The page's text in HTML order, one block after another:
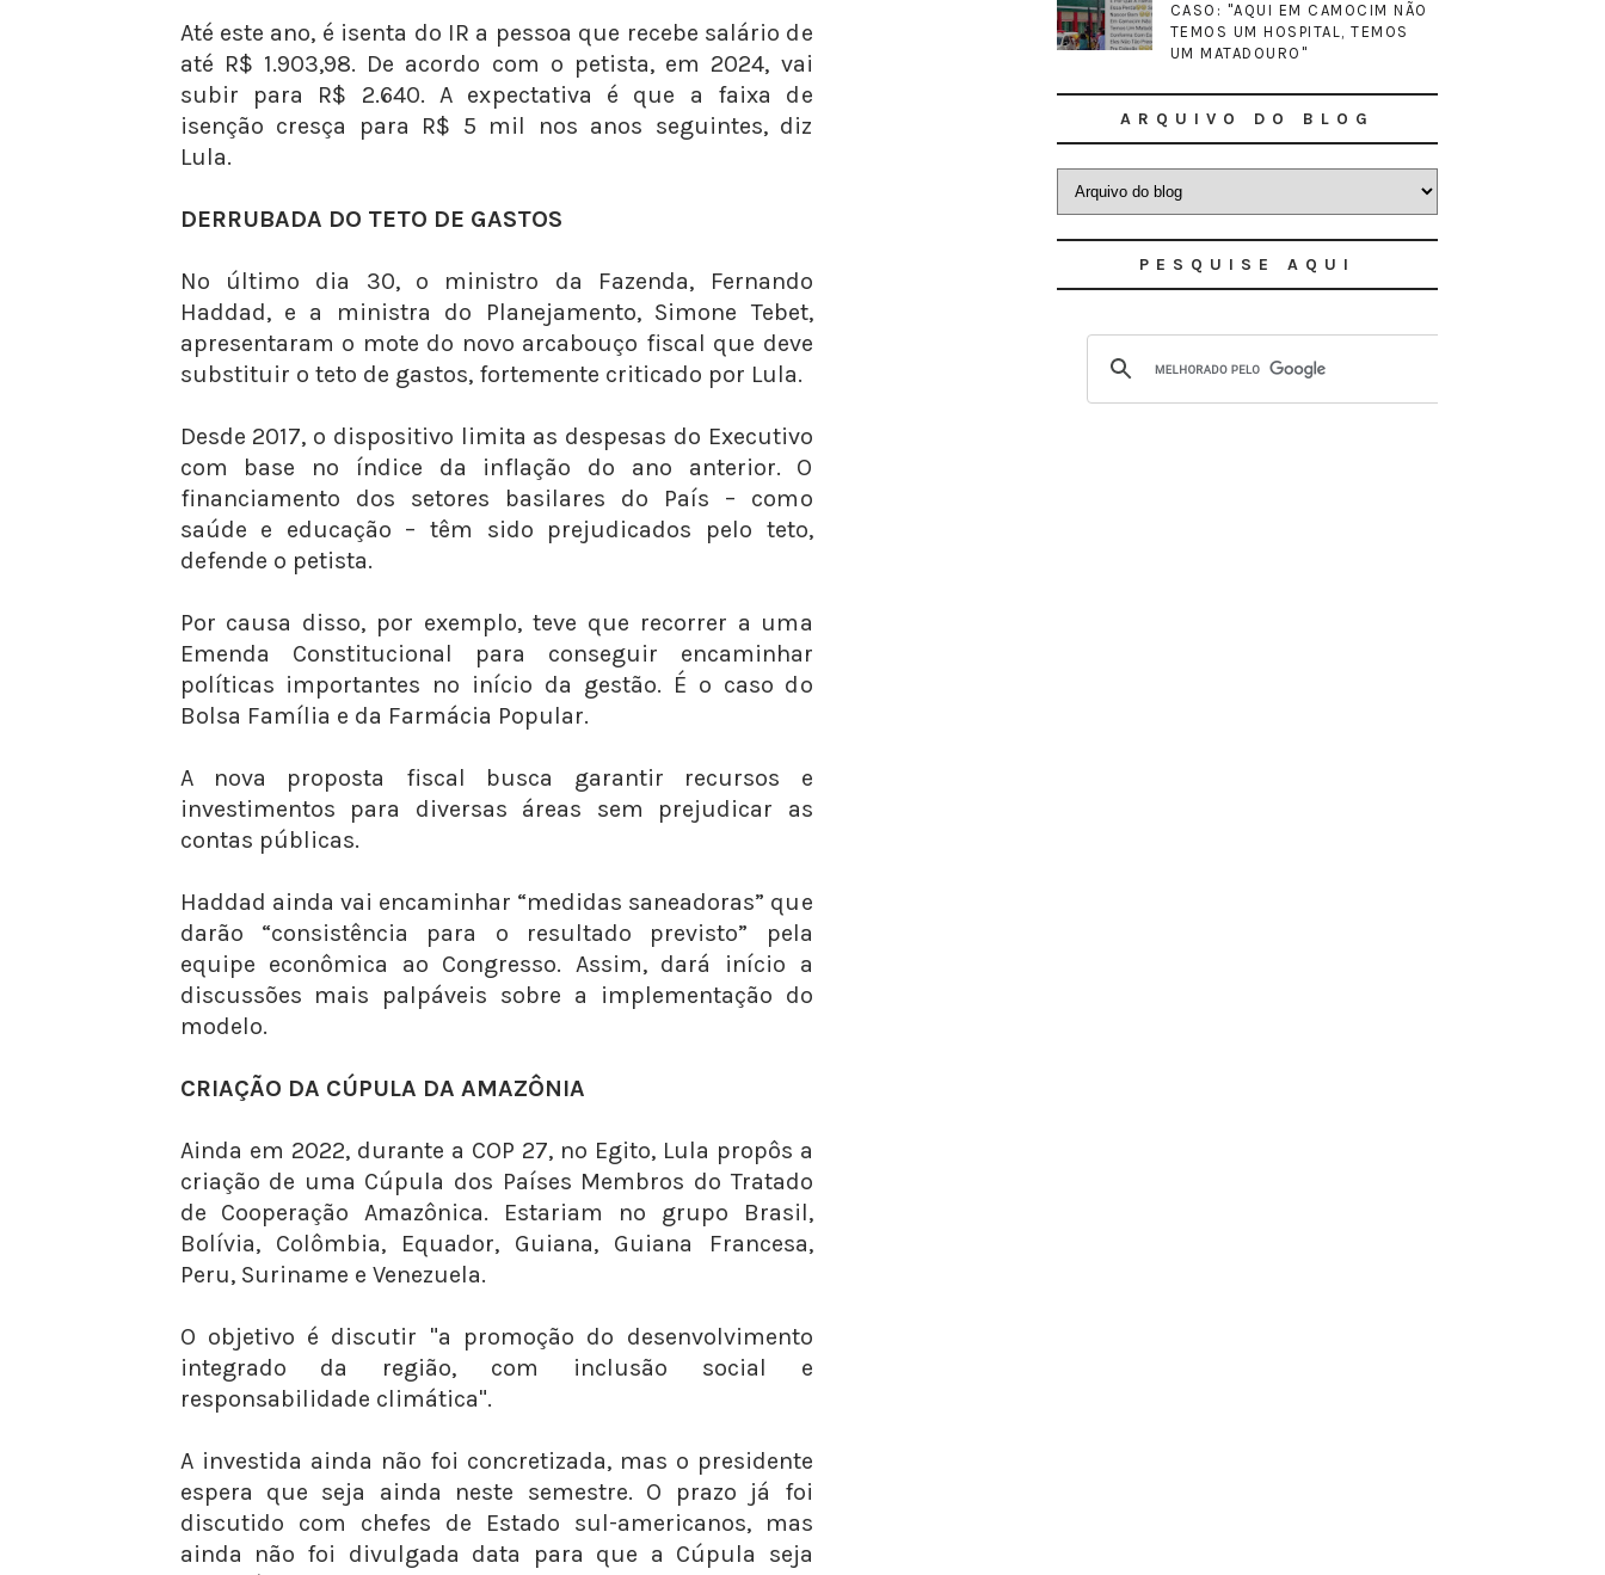
Até este ano, é isenta do IR a pessoa que recebe salário de
até R$ 1.903,98. De acordo com o petista, em 2024, vai
subir para R$ 2.640. A expectativa é que a faixa de
isenção cresça para R$ 5 mil nos anos seguintes, diz
Lula.
DERRUBADA DO TETO DE GASTOS
No último dia 30, o ministro da Fazenda, Fernando
Haddad, e a ministra do Planejamento, Simone Tebet,
apresentaram o mote do novo arcabouço fiscal que deve
substituir o teto de gastos, fortemente criticado por Lula.
Desde 2017, o dispositivo limita as despesas do Executivo
com base no índice da inflação do ano anterior. O
financiamento dos setores basilares do País – como
saúde e educação – têm sido prejudicados pelo teto,
defende o petista.
Por causa disso, por exemplo, teve que recorrer a uma
Emenda Constitucional para conseguir encaminhar
políticas importantes no início da gestão. É o caso do
Bolsa Família e da Farmácia Popular.
A nova proposta fiscal busca garantir recursos e
investimentos para diversas áreas sem prejudicar as
contas públicas.
Haddad ainda vai encaminhar “medidas saneadoras” que
darão “consistência para o resultado previsto” pela
equipe econômica ao Congresso. Assim, dará início a
discussões mais palpáveis sobre a implementação do
modelo.
CRIAÇÃO DA CÚPULA DA AMAZÔNIA
Ainda em 2022, durante a COP 27, no Egito, Lula propôs a
criação de uma Cúpula dos Países Membros do Tratado
de Cooperação Amazônica. Estariam no grupo Brasil,
Bolívia, Colômbia, Equador, Guiana, Guiana Francesa,
Peru, Suriname e Venezuela.
O objetivo é discutir "a promoção do desenvolvimento
integrado da região, com inclusão social e
responsabilidade climática".
A investida ainda não foi concretizada, mas o presidente
espera que seja ainda neste semestre. O prazo já foi
discutido com chefes de Estado sul-americanos, mas
ainda não foi divulgada data para que a Cúpula seja
CASO: "AQUI EM CAMOCIM NÃO
TEMOS UM HOSPITAL, TEMOS
UM MATADOURO"
ARQUIVO DO BLOG
PESQUISE AQUI